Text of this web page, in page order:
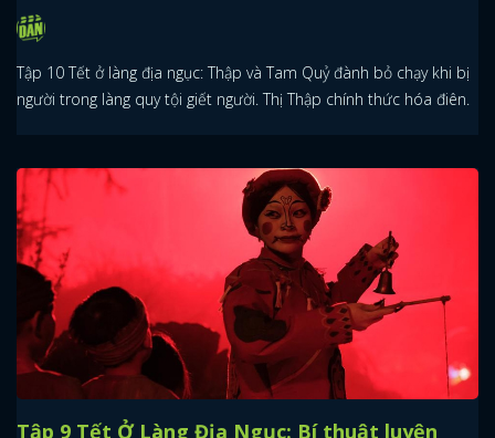
Tập 10 Tết ở làng địa ngục: Thập và Tam Quỷ đành bỏ chạy khi bị
người trong làng quy tội giết người. Thị Thập chính thức hóa điên.
Tập 9 Tết Ở Làng Địa Ngục: Bí thuật luyện